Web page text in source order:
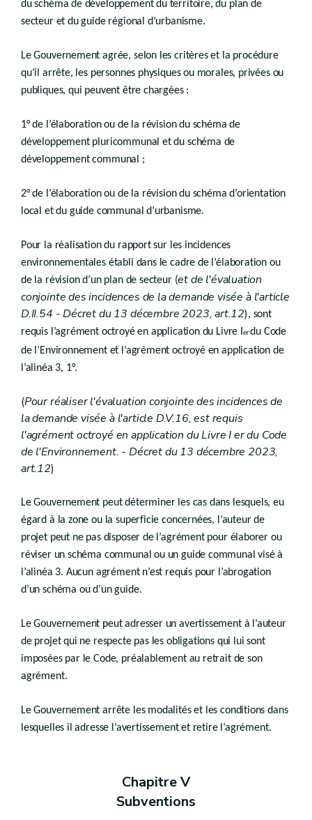
D.V.14
Titre VI
Art.D.V.15
TitreVII
Procédure conjointe périmètre - permis
Art. D.V.16
Chapitre II
Introduction de la demande conjointe - Décret du 13 décembre 2023, art.146
Section 1e (Introduction de la demande de périmètre Décret du 13 décembre 2023, art.147
Art. D.V.16/1
Art. D.V.16/3
Section 2 ( Evaluation conjointe des incidences - Décret du 13 décembre 2023, art.151
Art. D.V.16/4
Art. D.V.16/5
Chapitre III (Instruction de la demande conjointe - Décret du 13 décembre 2023, art. 155
Art. D.V.16/6
Chapitre IV (Décision - Décret du 13 décembre 2023, art.157
Art. D.V.16/7
Art. D.V.16/8
Chapitre V (Investigations - Décret du 13 décembre 2023, art.160
Art. D.V.16/9
Fonds d’aménagement opérationnel et fonds
Art. D.V.17
Art. D.V.18
Titre IX
Dispositions financières
Chapitre II
Droit transitoire
Art.D.V.20
Livre VI
POLITIQUE FONCIÈRE
Titre I er
Chapitre Ier
Biens susceptibles d’expropriation
Chapitre II
Art. D.VI.2
Chapitre III
((…) - décret du 22 novembre 2018, art.91)
du schéma de développement du territoire, du plan de
secteur et du guide régional d’urbanisme.
Le Gouvernement agrée, selon les critères et la procédure
qu’il arrête, les personnes physiques ou morales, privées ou
publiques, qui peuvent être chargées :
1° de l’élaboration ou de la révision du schéma de
développement pluricommunal et du schéma de
développement communal ;
2° de l’élaboration ou de la révision du schéma d’orientation
local et du guide communal d’urbanisme.
Pour la réalisation du rapport sur les incidences
environnementales établi dans le cadre de l’élaboration ou
de la révision d’un plan de secteur (et de l'évaluation
conjointe des incidences de la demande visée à l'article
D.II.54 - Décret du 13 décembre 2023, art.12), sont
requis l’agrément octroyé en application du Livre I
erdu Code
de l’Environnement et l’agrément octroyé en application de
l’alinéa 3, 1°.
(Pour réaliser l'évaluation conjointe des incidences de
la demande visée à l'article D.V.16, est requis
l'agrément octroyé en application du Livre I er du Code
de l'Environnement. - Décret du 13 décembre 2023,
art.12)
Le Gouvernement peut déterminer les cas dans lesquels, eu
égard à la zone ou la superficie concernées, l’auteur de
projet peut ne pas disposer de l’agrément pour élaborer ou
réviser un schéma communal ou un guide communal visé à
l’alinéa 3. Aucun agrément n’est requis pour l’abrogation
d’un schéma ou d’un guide.
Le Gouvernement peut adresser un avertissement à l’auteur
de projet qui ne respecte pas les obligations qui lui sont
imposées par le Code, préalablement au retrait de son
agrément.
Le Gouvernement arrête les modalités et les conditions dans
lesquelles il adresse l’avertissement et retire l’agrément.
Chapitre V
Subventions